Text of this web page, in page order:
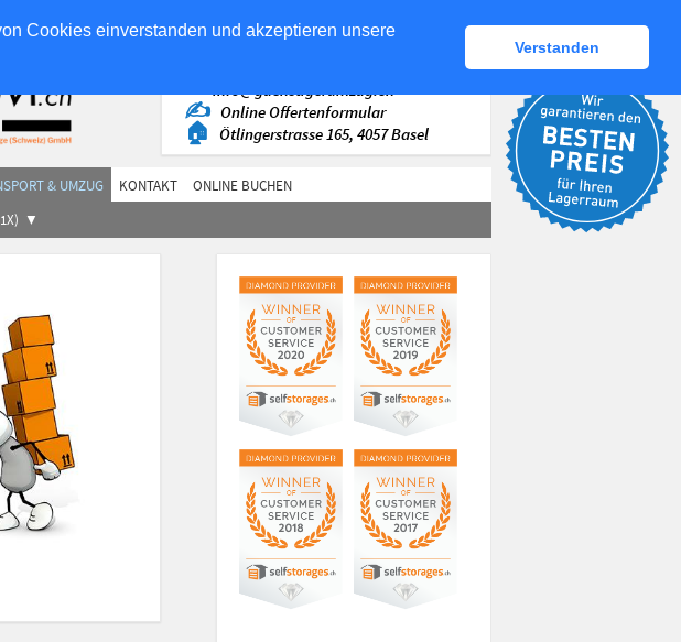
Cookies einverstanden und akzeptieren unsere
Verstanden
✉ info@guenstigerumzug.ch
✍ Online Offertenformular
🏠 Ötlingerstrasse 165, 4057 Basel
& UMZUG KONTAKT
ONLINE BUCHEN